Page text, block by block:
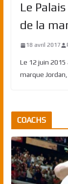
Le
de la
18 avril 2017
Le 12 juin 2015
marque
COACHS